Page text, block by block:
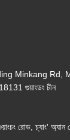
Minkang Rd,
গুয়াংডং চীন
রোড, চ্যাং' অ্যান